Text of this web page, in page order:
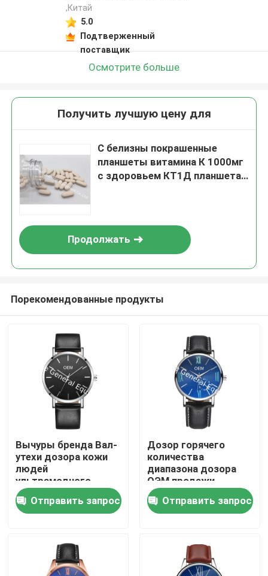
Дом
О нас
,Китай
5.0
Подтверженный
поставщик
Осмотрите больше
Получить лучшую цену для
С белизны покрашенные
планшеты витамина К 1000мг
с здоровьем КТ1Д планшета
Продолжать
Порекомендованные продукты
Вычуры бренда Вал-
утехи дозора кожи
людей
ультрамодного
движения кварца
ВДЖ-6494 наручные
часы
голубые и белые
шкалы мужчины
Отправить запрос
Дозор горячего
количества
диапазона дозора
ОЭМ продажи
ВДЖ-8102
очаровательного
высококачественного
изготовленный на
заказ для мужчины
Отправить запрос